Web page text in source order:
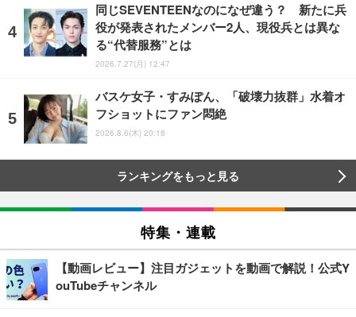
同じSEVENTEENなのになぜ違う？ 新たに兵
役が発表されたメンバー2人、現役兵とは異な
る“代替服務”とは
2026.7.27(月) 12:47
バスケ女子・すみぽん、「破壊力抜群」水着オ
フショットにファン悶絶
2026.8.6(木) 20:18
ランキングをもっと見る
特集・連載
【動画レビュー】注目ガジェットを動画で解説！公式Y
ouTubeチャンネル